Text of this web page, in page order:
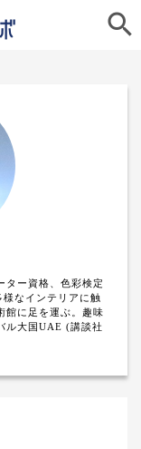

ター資格、色彩検定
なインテリアに触
館に足を運ぶ。趣味
ル大国UAE (講談社